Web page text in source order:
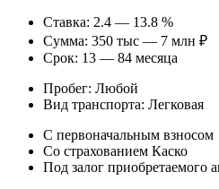
Ставка: 2.4 — 13.8 %
Сумма: 350 тыс — 7 млн ₽
Срок: 13 — 84 месяца
Пробег: Любой
Вид транспорта: Легковая
С первоначальным взносом
Со страхованием Каско
Под залог приобретаемого